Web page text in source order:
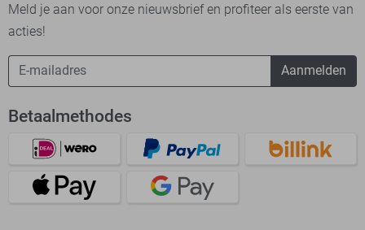
Meld je aan voor onze nieuwsbrief en profiteer als eerste van
acties!
Aanmelden
Betaalmethodes